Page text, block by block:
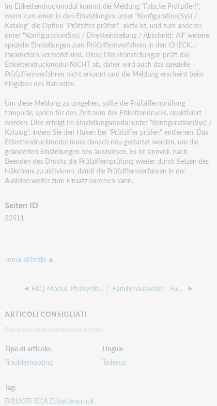
Im Etikettendruckmodul kommt die Meldung "Falsche Prüfziffer!",
wenn zum einen in den Einstellungen unter "Konfiguration(Sys) /
Katalog" die Option "Prüfziffer prüfen" aktiv ist, und zum anderen
unter "Konfiguration(Sys) / Direkteinstellung / Abschnitt: All" weitere,
spezielle Einstellungen zum Prüfziffernverfahren in den CHECK...-
Parametern vermerkt sind. Diese Direkteinstellungen prüft das
Etikettendruckmodul NICHT ab, daher wird auch das spezielle
Prüfziffernverfahren nicht erkannt und die Meldung erscheint beim
Eingeben des Barcodes.
Um diese Meldung zu umgehen, sollte die Prüfziffernprüfung
temporär, sprich für den Zeitraum des Etikettendrucks, deaktiviert
werden. Dies erfolgt im Einstellungsmodul unter "Konfiguration(Sys) /
Katalog", indem Sie den Haken bei "Prüfziffer prüfen" entfernen. Das
Etikettendruckmodul muss danach neu gestartet werden, um die
geänderten Einstellungen neu auszulesen. Es ist sinnvoll, nach
Beenden des Drucks die Prüfziffernprüfung wieder durch Setzen des
Häkchens zu aktivieren, damit die Prüfziffernverfahren in der
Ausleihe weiter zum Einsatz kommen kann.
Seiten ID
33511
Torna all'inizio
FAQ-Modul: Pfeilsymbole fehlen Familienausweise - Funktion
ARTICOLI CONSIGLIATI
There are no recommended articles.
Tipo di articolo
Troubleshooting
Lingua
Tedesco
Tag
BIBLIOTHECA Etikettendruck